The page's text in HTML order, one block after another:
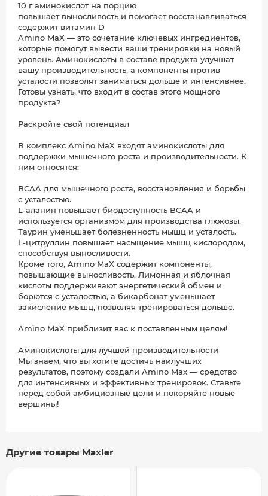
10 г аминокислот на порцию
повышает выносливость и помогает восстанавливаться
содержит витамин D
Amino MaX — это сочетание ключевых ингредиентов,
которые помогут вывести ваши тренировки на новый
уровень. Аминокислоты в составе продукта улучшат
вашу производительность, а компоненты против
усталости позволят заниматься дольше и интенсивнее.
Готовы узнать, что входит в состав этого мощного
продукта?
Раскройте свой потенциал
В комплекс Amino MaX входят аминокислоты для
поддержки мышечного роста и производительности. К
ним относятся:
BCAA для мышечного роста, восстановления и борьбы
с усталостью.
L-аланин повышает биодоступность BCAA и
используется организмом для производства глюкозы.
Таурин уменьшает болезненность мышц и усталость.
L-цитруллин повышает насыщение мышц кислородом,
способствуя выносливости.
Кроме того, Amino MaX содержит компоненты,
повышающие выносливость. Лимонная и яблочная
кислоты поддерживают энергетический обмен и
борются с усталостью, а бикарбонат уменьшает
закисление мышц, позволяя тренироваться дольше.
Amino MaX приблизит вас к поставленным целям!
Аминокислоты для лучшей производительности
Мы знаем, что вы хотите достичь наилучших
результатов, поэтому создали Amino Max — средство
для интенсивных и эффективных тренировок. Ставьте
перед собой амбициозные цели и покоряйте новые
вершины!
Другие товары Maxler